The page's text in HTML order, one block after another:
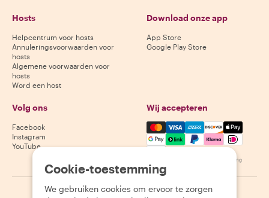
Hosts
Helpcentrum voor hosts
Annuleringsvoorwaarden voor
hosts
Algemene voorwaarden voor
hosts
Word een host
Download onze app
App Store
Google Play Store
Volg ons
Facebook
Instagram
YouTube
Wij accepteren
Mastercard, Visa, Amex,
Beschikbaarheid varieert per bestemming
Cookie-toestemming
We gebruiken cookies om ervoor te zorgen